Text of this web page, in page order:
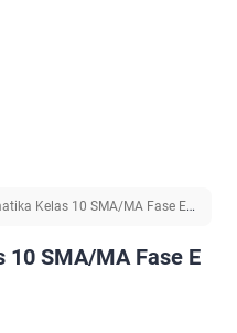
Kelas 10 SMA/MA Fase E
SMA/MA Fase E